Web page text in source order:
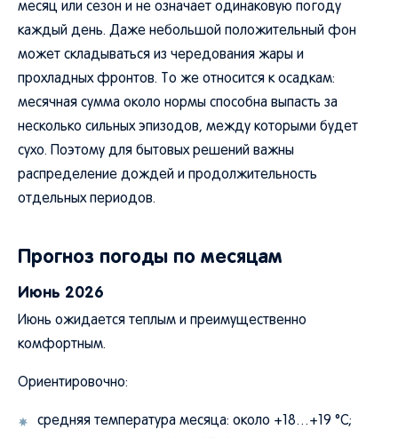
месяц или сезон и не означает одинаковую погоду
каждый день. Даже небольшой положительный фон
может складываться из чередования жары и
прохладных фронтов. То же относится к осадкам:
месячная сумма около нормы способна выпасть за
несколько сильных эпизодов, между которыми будет
сухо. Поэтому для бытовых решений важны
распределение дождей и продолжительность
отдельных периодов.
Прогноз погоды по месяцам
Июнь 2026
Июнь ожидается теплым и преимущественно
комфортным.
Ориентировочно:
средняя температура месяца: около +18…+19 °C;